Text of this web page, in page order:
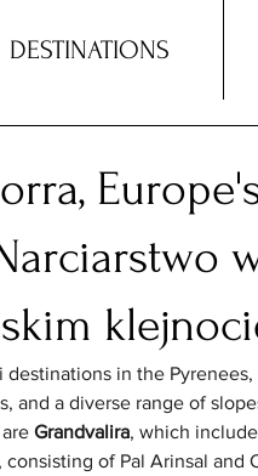
DESTINATIONS
destinations in the
and a diverse range of
Grandvalira, which
, consisting of Pal Arinsal and